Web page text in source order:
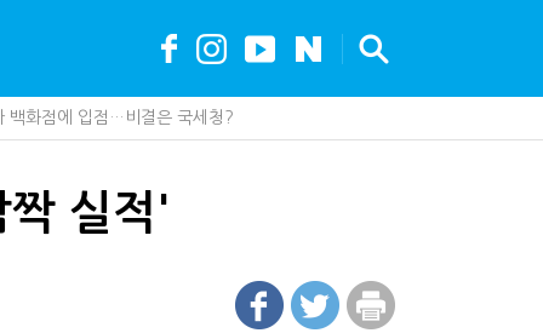
백화점에 입점…비결은 국세청?
못 산다…지자체도 '경영'의 시대
다음은 '공급과잉 관세'인가
국세청, 재심리 추진에 납세자 부담 우려
대 6.3배 차이…"실거주 요건 강화하자"
지 않았다…미국의 강제노동 관세 전략
금 1억…국세청·관세청 누가 가져갈까
실적'